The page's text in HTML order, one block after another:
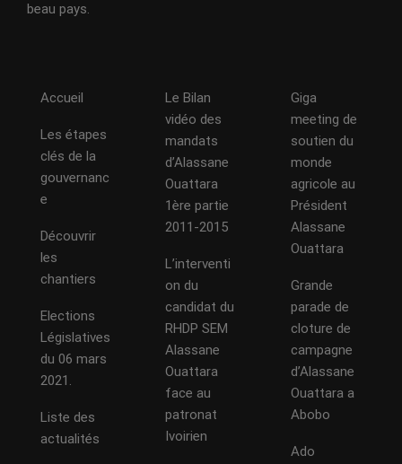
beau pays.
Accueil
Les étapes
clés de la
gouvernanc
e
Découvrir
les
chantiers
Elections
Législatives
du 06 mars
2021.
Liste des
actualités
Le Bilan
vidéo des
mandats
d’Alassane
Ouattara
1ère partie
2011-2015
L’interventi
on du
candidat du
RHDP SEM
Alassane
Ouattara
face au
patronat
Ivoirien
Giga
meeting de
soutien du
monde
agricole au
Président
Alassane
Ouattara
Grande
parade de
cloture de
campagne
d’Alassane
Ouattara a
Abobo
Ado